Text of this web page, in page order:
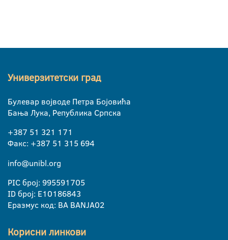
Универзитетски град
Булевар војводе Петра Бојовића
Бања Лука, Република Српска
+387 51 321 171
Факс: +387 51 315 694
info@unibl.org
PIC број: 995591705
ID број: E10186843
Еразмус код: BA BANJA02
Корисни линкови